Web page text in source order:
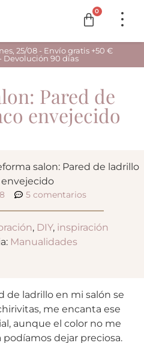
0
25/08 - Envío gratis +50 €
Devolución 90 días
Pared de
envejecido
salon: Pared de ladrillo
5 comentarios
, DIY, inspiración
Manualidades
de ladrillo en mi salón se
me encanta ese
aunque el color no me
podíamos dejar preciosa.